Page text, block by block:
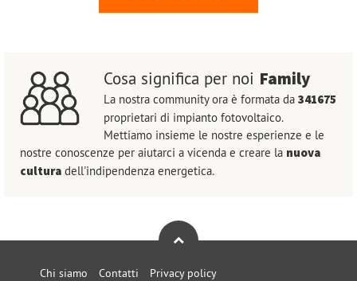
Cosa significa per noi Family
La nostra community ora è formata da 341675
proprietari di impianto fotovoltaico.
Mettiamo insieme le nostre esperienze e le
nostre conoscenze per aiutarci a vicenda e creare la nuova
cultura dell'indipendenza energetica.
Chi siamo Contatti Privacy policy